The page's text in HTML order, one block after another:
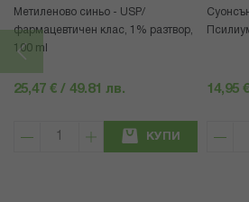
Метиленово синьо - USP/
фармацевтичен клас, 1% разтвор,
100 ml
25,47 € / 49.81 лв.
КУПИ
14,95